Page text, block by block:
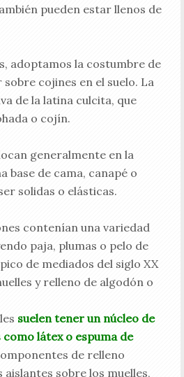
pueden estar llenos de
adoptamos la costumbre de
cojines en el suelo. La
de la latina culcita, que
o cojín.
generalmente en la
base de cama, canapé o
solidas o elásticas.
contenían una variedad
paja, plumas o pelo de
de mediados del siglo XX
y relleno de algodón o
suelen tener un núcleo de
látex o espuma de
de relleno
sobre los muelles,